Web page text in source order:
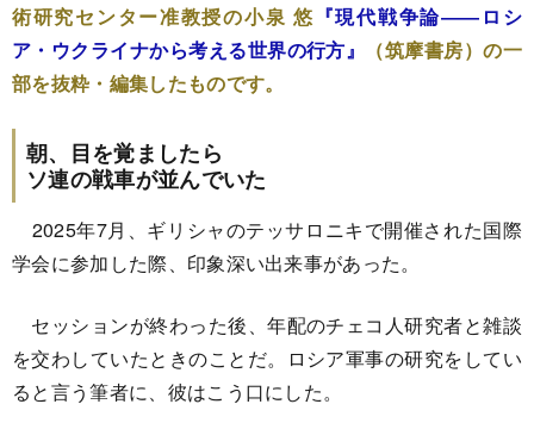
術研究センター准教授の小泉 悠 『現代戦争論――ロシ
ア・ウクライナから考える世界の行方』
（筑摩書房）の一
部を抜粋・編集したものです。
朝、目を覚ましたら
ソ連の戦車が並んでいた
2025年7月、ギリシャのテッサロニキで開催された国際
学会に参加した際、印象深い出来事があった。
セッションが終わった後、年配のチェコ人研究者と雑談
を交わしていたときのことだ。ロシア軍事の研究をしてい
ると言う筆者に、彼はこう口にした。